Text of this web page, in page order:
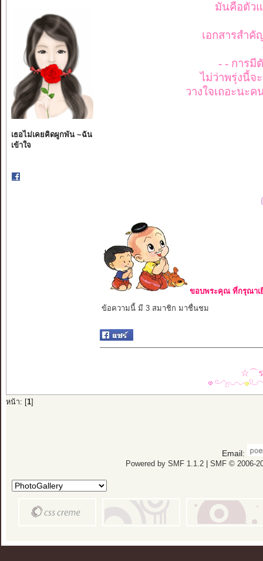
เธอไม่เคยคิดผูกพัน ~ฉัน
เข้าใจ
มันคือตัว
เอกสารสำคั
- - การมี
ไม่ว่าพรุ่งนี้จ
วางใจเถอะนะ
ขอบพระคุณ ที่กรุณาเ
ข้อความนี้ มี 3 สมาชิก มาชื่นชม
☆⌒ร
หน้า: [ 1]
Email:
Powered by SMF 1.1.2| SMF © 2006-